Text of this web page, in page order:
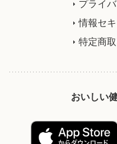
プライ
情報セ
特定商
おいしい